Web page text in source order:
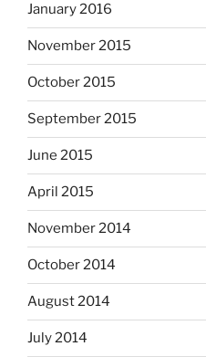
January 2016
November 2015
October 2015
September 2015
June 2015
April 2015
November 2014
October 2014
August 2014
July 2014